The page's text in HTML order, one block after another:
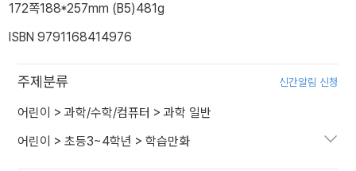
172쪽188*257mm (B5)481g
ISBN 9791168414976
주제분류 신간알림 신청
어린이 > 과학/수학/컴퓨터 > 과학 일반
어린이 > 초등3~4학년 > 학습만화